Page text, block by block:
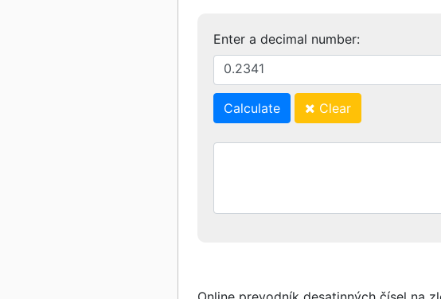
Enter a decimal number:
Calculate Clear